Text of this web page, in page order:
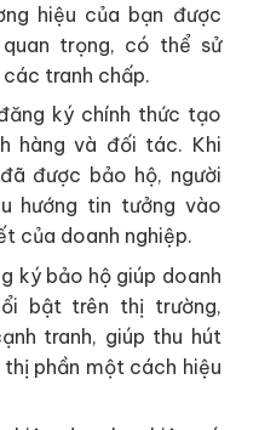
hiệu của bạn được
trọng, có thể sử
tranh chấp.
ký chính thức tạo
hàng và đối tác. Khi
được bảo hộ, người
hướng tin tưởng vào
của doanh nghiệp.
ký bảo hộ giúp doanh
bật trên thị trường,
tranh, giúp thu hút
phần một cách hiệu